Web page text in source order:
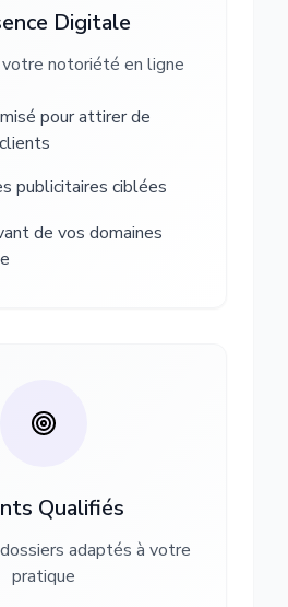
Digitale
notoriété en ligne
pour attirer de
publicitaires ciblées
de vos domaines
Qualifiés
adaptés à votre
pratique